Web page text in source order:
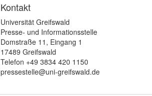
Kontakt
Universität Greifswald
Presse- und Informationsstelle
Domstraße 11, Eingang 1
17489 Greifswald
Telefon +49 3834 420 1150
pressestelle@uni-greifswald.de